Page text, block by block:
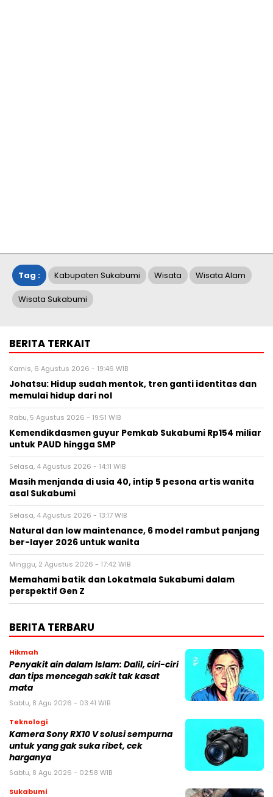
Tag : Kabupaten Sukabumi Wisata Wisata Alam
Wisata Sukabumi
BERITA TERKAIT
Kamis, 6 Agustus 2026 - 19:46 WIB
Johatsu: Hidup sudah mentok, tren ganti identitas dan
memulai hidup dari nol
Rabu, 5 Agustus 2026 - 19:51 WIB
Kemendikdasmen guyur Pemkab Sukabumi Rp154 miliar
untuk PAUD hingga SMP
Selasa, 4 Agustus 2026 - 14:11 WIB
Masih menjanda di usia 40, intip 5 pesona artis wanita
asal Sukabumi
Selasa, 4 Agustus 2026 - 13:17 WIB
Natural dan low maintenance, 6 model rambut panjang
ber-layer 2026 untuk wanita
Minggu, 2 Agustus 2026 - 17:42 WIB
Memahami batik dan Lokatmala Sukabumi dalam
perspektif Gen Z
BERITA TERBARU
Hikmah
Penyakit ain dalam Islam: Dalil, ciri-ciri
dan tips mencegah sakit tak kasat
mata
Sabtu, 8 Agu 2026 - 03:41 WIB
Teknologi
Kamera Sony RX10 V solusi sempurna
untuk yang gak suka ribet, cek
harganya
Sabtu, 8 Agu 2026 - 02:58 WIB
Sukabumi